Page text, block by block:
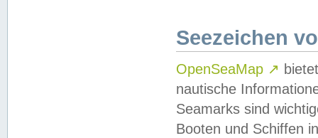
Seezeichen
OpenSeaMap ↗
nautische
Seamarks sind
Booten und Schiffen